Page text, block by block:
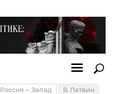
Россия – Запад В Латвии